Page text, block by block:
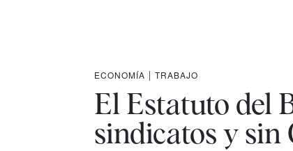
ECONOMÍA | TRABAJO
El Estatuto del
sindicatos y sin